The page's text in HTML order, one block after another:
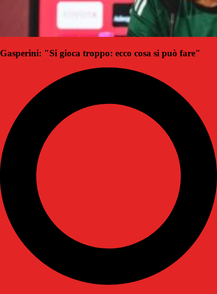
Gasperini: "Si gioca troppo: ecco cosa si può fare"